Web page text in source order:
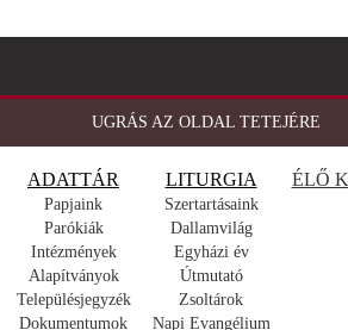
UGRÁS AZ OLDAL TETEJÉRE
ADATTÁR
Papjaink
Parókiák
Intézmények
Alapítványok
Településjegyzék
Dokumentumok
LITURGIA
Szertartásaink
Dallamvilág
Egyházi év
Útmutató
Zsoltárok
Napi Evangélium
ÉLŐ